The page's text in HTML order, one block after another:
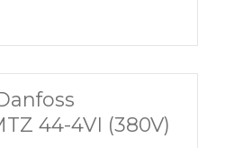
44-4VI (380V)